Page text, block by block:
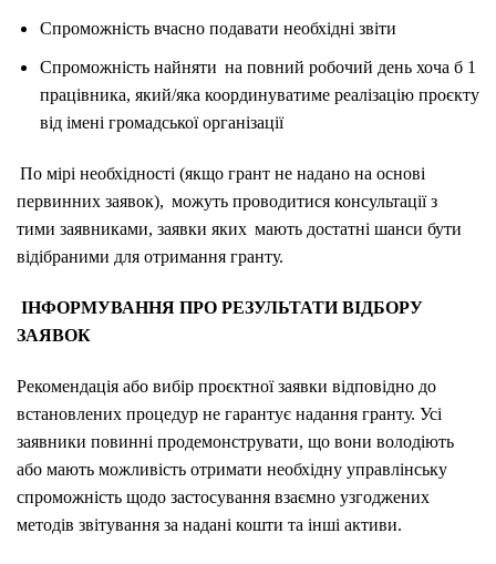
Спроможність вчасно подавати необхідні звіти
Спроможність найняти на повний робочий день хоча б 1
працівника, який/яка координуватиме реалізацію проєкту
від імені громадської організації
По мірі необхідності (якщо грант не надано на основі
первинних заявок), можуть проводитися консультації з
тими заявниками, заявки яких мають достатні шанси бути
відібраними для отримання гранту.
ІНФОРМУВАННЯ ПРО РЕЗУЛЬТАТИ ВІДБОРУ
ЗАЯВОК
Рекомендація або вибір проєктної заявки відповідно до
встановлених процедур не гарантує надання гранту. Усі
заявники повинні продемонструвати, що вони володіють
або мають можливість отримати необхідну управлінську
спроможність щодо застосування взаємно узгоджених
методів звітування за надані кошти та інші активи.